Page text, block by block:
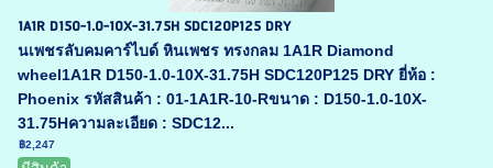
1A1R D150-1.0-10X-31.75H SDC120P125 DRY
นเพชรลับคมคาร์ไบด์ หินเพชร ทรงกลม 1A1R Diamond
wheel1A1R D150-1.0-10X-31.75H SDC120P125 DRY ยี่ห้อ :
Phoenix รหัสสินค้า : 01-1A1R-10-Rขนาด : D150-1.0-10X-
31.75Hความละเอียด : SDC12...
฿2,247